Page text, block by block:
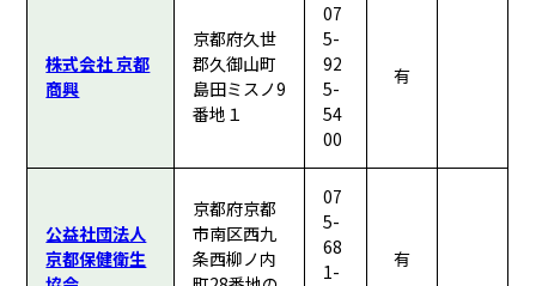
株式会社 京都
商興
京都府久世
郡久御山町
島田ミスノ9
番地１
07
5-
92
5-
54
00
有
公益社団法人
京都保健衛生
京都府京都
市南区西九
条西柳ノ内
07
5-
68
1-
有